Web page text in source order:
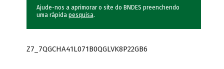
Ajude-nos a aprimorar o site do BNDES preenchendo
uma rápida pesquisa.
Z7_7QGCHA41L071B0QGLVK8P22GB6